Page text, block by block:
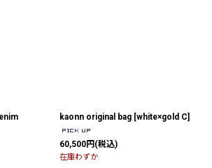
kaonn original bag [white×gold C]
60,500円 (税込)
在庫わずか